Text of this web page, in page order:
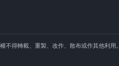
得轉載、重製、改作、散布或作其他利用。